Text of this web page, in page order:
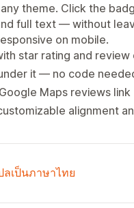
theme. Click the
full text — without
on mobile.
star rating and review
it — no code
Maps reviews link
alignment
เป็นภาษาไทย